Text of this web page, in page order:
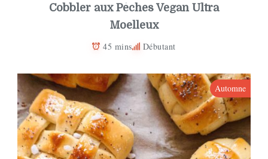
Cobbler aux Pêches Vegan Ultra
Moelleux
45 mins Débutant
Automne